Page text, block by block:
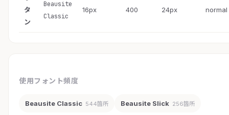
タ
ン
Beausite
Classic
16px 400 24px normal
使用フォント頻度
Beausite Classic 544箇所 Beausite Slick 256箇所